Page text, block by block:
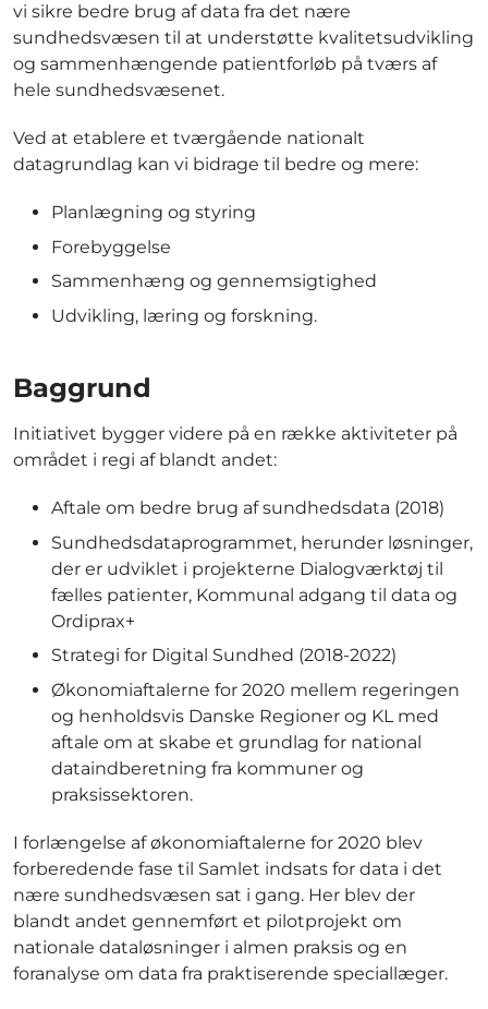
vi sikre bedre brug af data fra det nære
sundhedsvæsen til at understøtte kvalitetsudvikling
og sammenhængende patientforløb på tværs af
hele sundhedsvæsenet.
Ved at etablere et tværgående nationalt
datagrundlag kan vi bidrage til bedre og mere:
Planlægning og styring
Forebyggelse
Sammenhæng og gennemsigtighed
Udvikling, læring og forskning.
Baggrund
Initiativet bygger videre på en række aktiviteter på
området i regi af blandt andet:
Aftale om bedre brug af sundhedsdata (2018)
Sundhedsdataprogrammet, herunder løsninger,
der er udviklet i projekterne Dialogværktøj til
fælles patienter, Kommunal adgang til data og
Ordiprax+
Strategi for Digital Sundhed (2018-2022)
Økonomiaftalerne for 2020 mellem regeringen
og henholdsvis Danske Regioner og KL med
aftale om at skabe et grundlag for national
dataindberetning fra kommuner og
praksissektoren.
I forlængelse af økonomiaftalerne for 2020 blev
forberedende fase til Samlet indsats for data i det
nære sundhedsvæsen sat i gang. Her blev der
blandt andet gennemført et pilotprojekt om
nationale dataløsninger i almen praksis og en
foranalyse om data fra praktiserende speciallæger.